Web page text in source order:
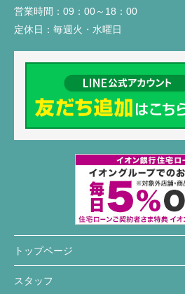
営業時間： 09：00～18：00
定休日： 毎週火・水曜日
トップページ
スタッフ